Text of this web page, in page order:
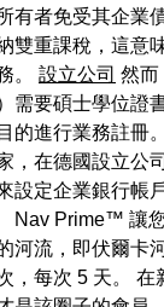
有者免受其企業
雙重課稅，這意
。 設立公司 然而
需要碩士學位證
的進行業務註冊
，在德國設立公
設定企業銀行帳
Nav Prime™ 讓
河流，即伏爾卡
，每次 5 天。